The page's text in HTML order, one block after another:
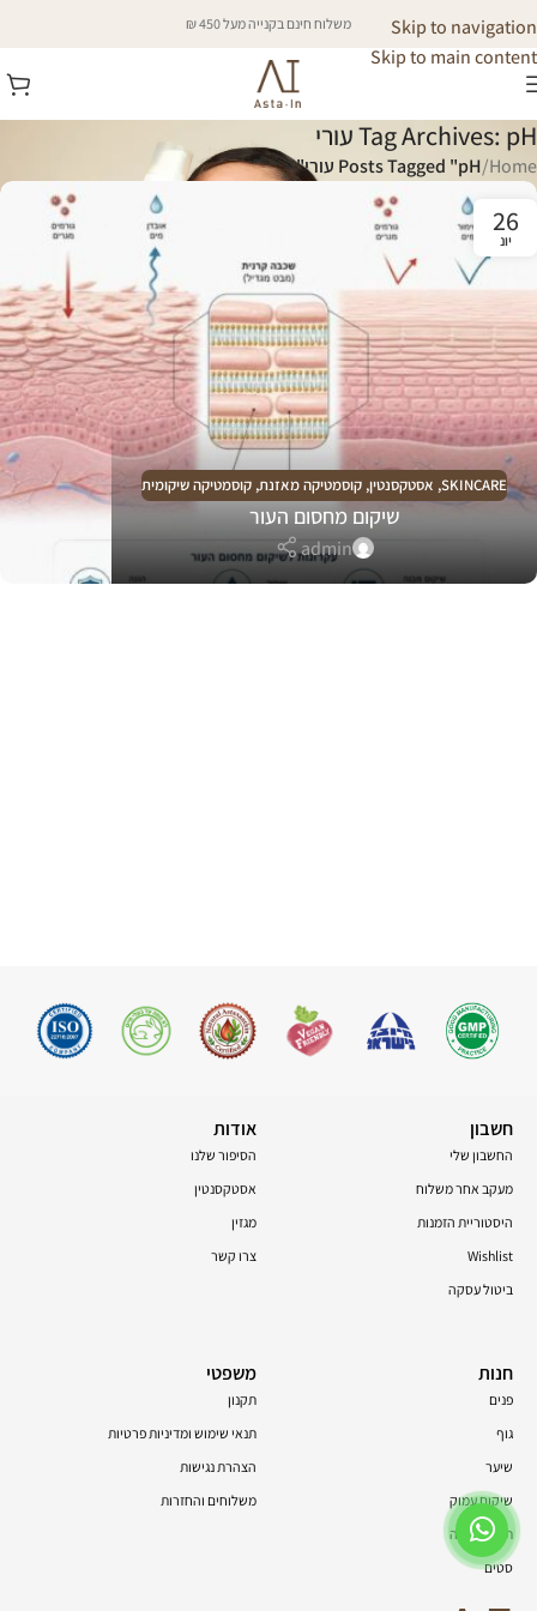
Skip to navigation
Skip to main content
משלוח חינם בקנייה מעל 450 ₪
Tag Archives: pH עורי
Home
/Posts Tagged "pH עורי"
26
יונ
SKINCARE
, אסטקסנטין, קוסמטיקה מאזנת, קוסמטיקה שיקומית
שיקום מחסום העור
admin
חשבון
החשבון שלי
מעקב אחר משלוח
היסטוריית הזמנות
Wishlist
ביטול עסקה
אודות
הסיפור שלנו
אסטקסנטין
מגזין
צרו קשר
חנות
פנים
גוף
שיער
שיקום עמוק
תוספי תזונה
סטים
משפטי
תקנון
תנאי שימוש ומדיניות פרטיות
הצהרת נגישות
משלוחים והחזרות